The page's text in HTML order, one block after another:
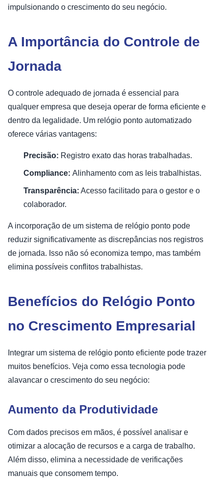
impulsionando o crescimento do seu negócio.
A Importância do Controle de
Jornada
O controle adequado de jornada é essencial para
qualquer empresa que deseja operar de forma eficiente e
dentro da legalidade. Um relógio ponto automatizado
oferece várias vantagens:
Precisão: Registro exato das horas trabalhadas.
Compliance: Alinhamento com as leis trabalhistas.
Transparência: Acesso facilitado para o gestor e o
colaborador.
A incorporação de um sistema de relógio ponto pode
reduzir significativamente as discrepâncias nos registros
de jornada. Isso não só economiza tempo, mas também
elimina possíveis conflitos trabalhistas.
Benefícios do Relógio Ponto
no Crescimento Empresarial
Integrar um sistema de relógio ponto eficiente pode trazer
muitos benefícios. Veja como essa tecnologia pode
alavancar o crescimento do seu negócio:
Aumento da Produtividade
Com dados precisos em mãos, é possível analisar e
otimizar a alocação de recursos e a carga de trabalho.
Além disso, elimina a necessidade de verificações
manuais que consomem tempo.